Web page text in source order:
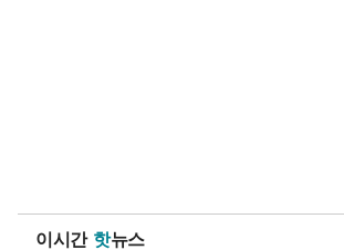
이시간 핫뉴스